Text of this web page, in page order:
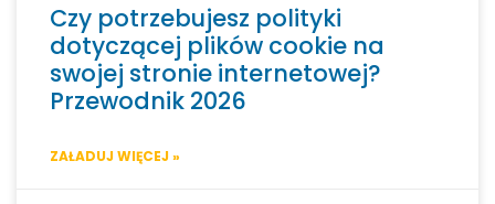
Czy potrzebujesz polityki
dotyczącej plików cookie na
swojej stronie internetowej?
Przewodnik 2026
ZAŁADUJ WIĘCEJ »